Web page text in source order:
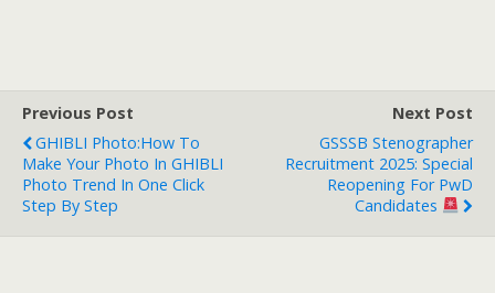
Previous Post
GHIBLI Photo:How To
Make Your Photo In GHIBLI
Photo Trend In One Click
Step By Step
Next Post
GSSSB Stenographer
Recruitment 2025: Special
Reopening For PwD
Candidates